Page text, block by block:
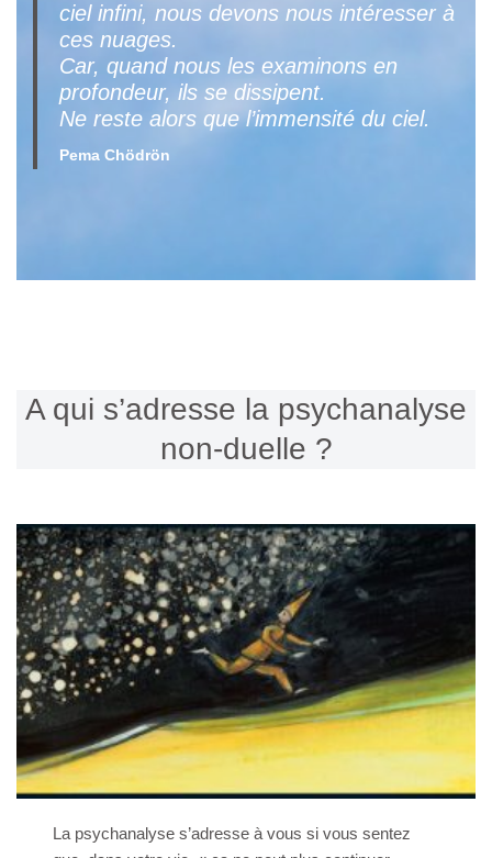
ciel infini, nous devons nous intéresser à
ces nuages.
Car, quand nous les examinons en
profondeur, ils se dissipent.
Ne reste alors que l’immensité du ciel.
Pema Chödrön
A qui s’adresse la psychanalyse
non-duelle ?
La psychanalyse s’adresse à vous si vous sentez